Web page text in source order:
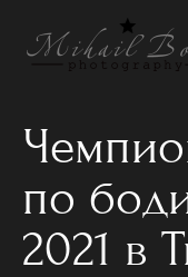
по
2021 в